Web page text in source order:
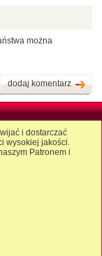
można
dodaj komentarz
i dostarczać
wysokiej jakości.
Patronem i